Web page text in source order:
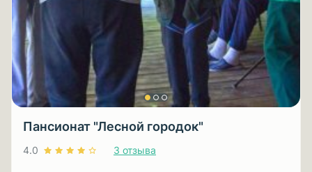
Пансионат "Лесной городок"
4.0 3 отзыва